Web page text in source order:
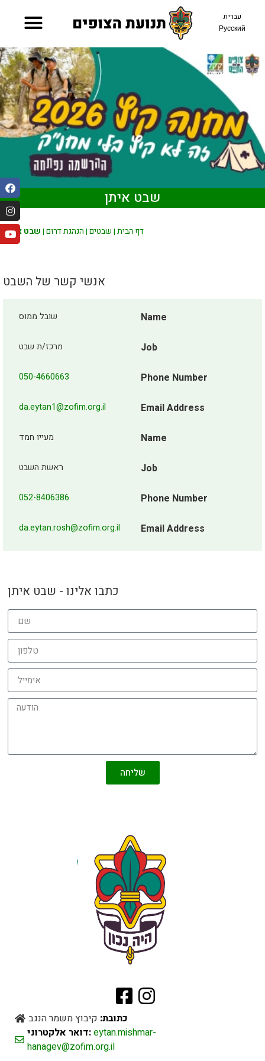
עברית
Русский
שבט איתן
דף הבית | שבטים | הנהגת דרום | שבט איתן
כתובת: קיבוץ משמר הנגב
דואר אלקטרוני:eytan.mishmar-
hanagev@zofim.org.il
אנשי קשר של השבט
Name שובל ממוס
Job מרכז/ת שבט
Phone Number
050-4660663
Email Address
da.eytan1@zofim.org.il
Name מעייו חמד
Job ראשת השבט
Phone Number
052-8406386
Email Address
da.eytan.rosh@zofim.org.il
כתבו אלינו - שבט איתן
שליחה